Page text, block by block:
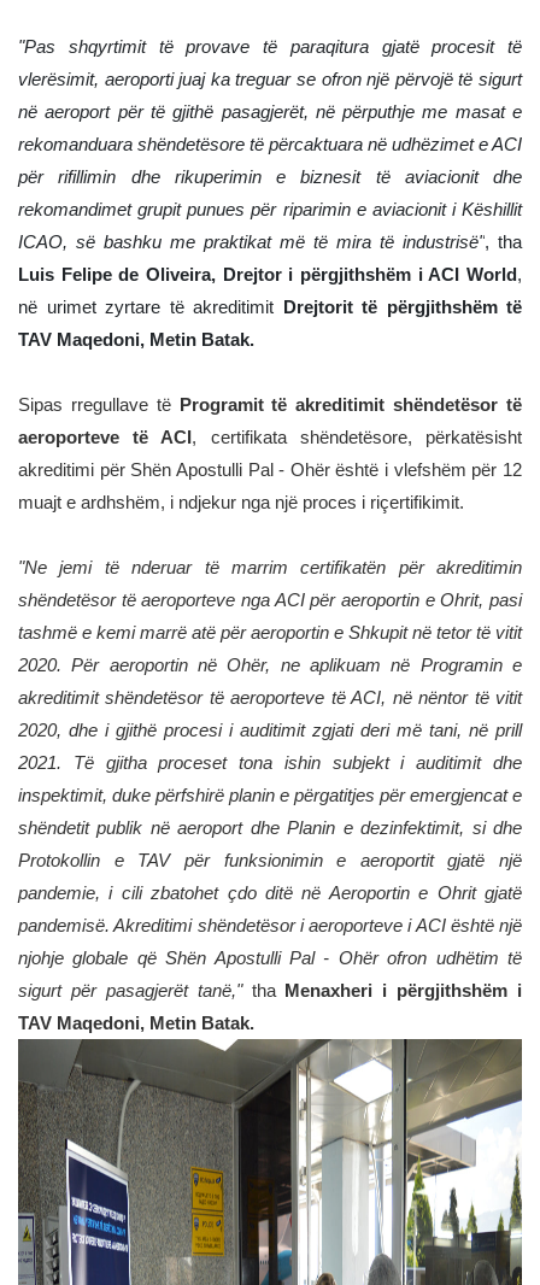
"Pas shqyrtimit të provave të paraqitura gjatë procesit të
vlerësimit, aeroporti juaj ka treguar se ofron një përvojë të sigurt
në aeroport për të gjithë pasagjerët, në përputhje me masat e
rekomanduara shëndetësore të përcaktuara në udhëzimet e ACI
për rifillimin dhe rikuperimin e biznesit të aviacionit dhe
rekomandimet grupit punues për riparimin e aviacionit i Këshillit
ICAO, së bashku me praktikat më të mira të industrisë", tha
Luis Felipe de Oliveira, Drejtor i përgjithshëm i ACI World,
në urimet zyrtare të akreditimit
Drejtorit të përgjithshëm të
TAV Maqedoni, Metin Batak.
Sipas rregullave të
Programit të akreditimit shëndetësor të
aeroporteve të ACI , certifikata shëndetësore, përkatësisht
akreditimi për Shën Apostulli Pal - Ohër është i vlefshëm për 12
muajt e ardhshëm, i ndjekur nga një proces i riçertifikimit.
"Ne jemi të nderuar të marrim certifikatën për akreditimin
shëndetësor të aeroporteve nga ACI për aeroportin e Ohrit, pasi
tashmë e kemi marrë atë për aeroportin e Shkupit në tetor të vitit
2020. Për aeroportin në Ohër, ne aplikuam në Programin e
akreditimit shëndetësor të aeroporteve të ACI, në nëntor të vitit
2020, dhe i gjithë procesi i auditimit zgjati deri më tani, në prill
2021. Të gjitha proceset tona ishin subjekt i auditimit dhe
inspektimit, duke përfshirë planin e përgatitjes për emergjencat e
shëndetit publik në aeroport dhe Planin e dezinfektimit, si dhe
Protokollin e TAV për funksionimin e aeroportit gjatë një
pandemie, i cili zbatohet çdo ditë në Aeroportin e Ohrit gjatë
pandemisë. Akreditimi shëndetësor i aeroporteve i ACI është një
njohje globale që Shën Apostulli Pal - Ohër ofron udhëtim të
sigurt për pasagjerët tanë,"tha Menaxheri i përgjithshëm i
TAV Maqedoni, Metin Batak.